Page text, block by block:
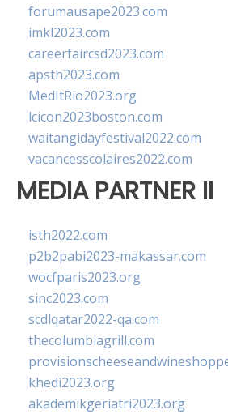
forumausape2023.com
imkl2023.com
careerfaircsd2023.com
apsth2023.com
MedItRio2023.org
lcicon2023boston.com
waitangidayfestival2022.com
vacancesscolaires2022.com
MEDIA PARTNER II
isth2022.com
p2b2pabi2023-makassar.com
wocfparis2023.org
sinc2023.com
scdlqatar2022-qa.com
thecolumbiagrill.com
khedi2023.org
akademikgeriatri2023.org